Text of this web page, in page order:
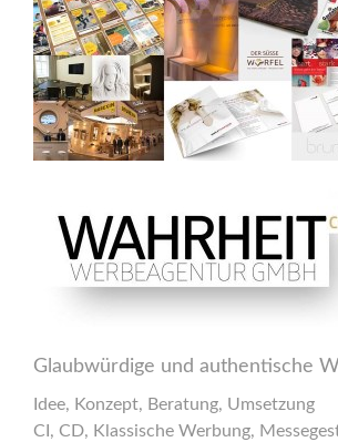
Glaubwürdige und authentische
Idee, Konzept, Beratung, Umsetzung
CI, CD, Klassische Werbung,